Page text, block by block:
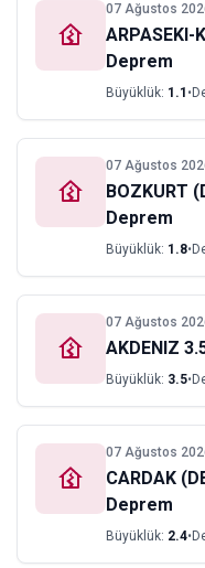
07 Ağustos
ARPASEKI-
Deprem
Büyüklük: 1.1 •
07 Ağustos
BOZKURT
Deprem
Büyüklük: 1.8•
07 Ağustos
AKDENIZ
Büyüklük: 3.5•
07 Ağustos
CARDAK
Deprem
Büyüklük: 2.4•